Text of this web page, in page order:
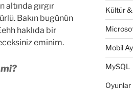
altında gırgır
Bakın bugünün
haklıda bir
eminim.
Kültür
Mobil
MySQL
Oyunlar